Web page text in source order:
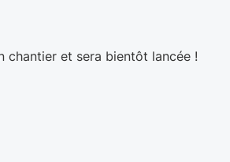
chantier et sera bientôt lancée !